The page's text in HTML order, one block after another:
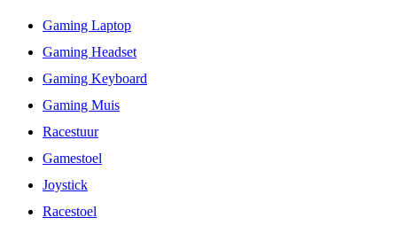
Gaming Laptop
Gaming Headset
Gaming Keyboard
Gaming Muis
Racestuur
Gamestoel
Joystick
Racestoel